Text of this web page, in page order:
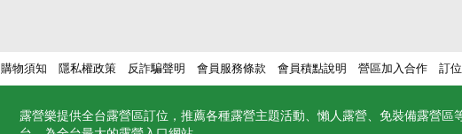
購物須知 隱私權政策 反詐騙聲明 會員服務條款 會員積點說明 營區加入合作 訂
露營樂提供全台露營區訂位，推薦各種露營主題活動、懶人露營、免裝備露營